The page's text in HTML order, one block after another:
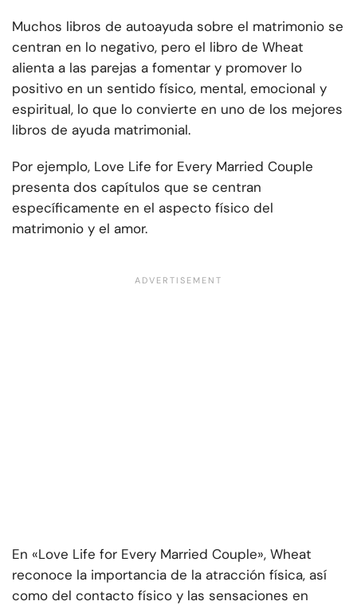
Muchos libros de autoayuda sobre el matrimonio se
centran en lo negativo, pero el libro de Wheat
alienta a las parejas a fomentar y promover lo
positivo en un sentido físico, mental, emocional y
espiritual, lo que lo convierte en uno de los mejores
libros de ayuda matrimonial.
Por ejemplo, Love Life for Every Married Couple
presenta dos capítulos que se centran
específicamente en el aspecto físico del
matrimonio y el amor.
En «Love Life for Every Married Couple», Wheat
reconoce la importancia de la atracción física, así
como del contacto físico y las sensaciones en